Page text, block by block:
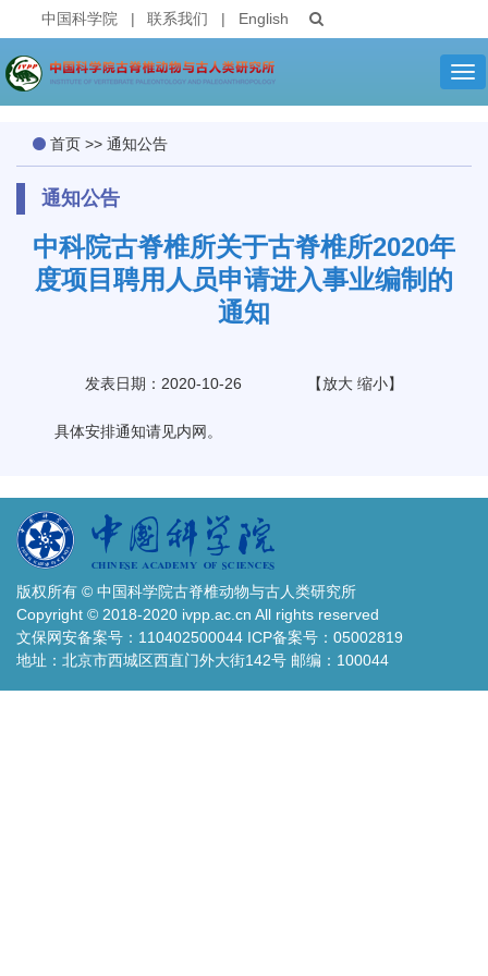
中国科学院 | 联系我们 | English
首页 >> 通知公告
通知公告
中科院古脊椎所关于古脊椎所2020年
度项目聘用人员申请进入事业编制的
通知
发表日期：2020-10-26 【放大 缩小】
具体安排通知请见内网。
版权所有 © 中国科学院古脊椎动物与古人类研究所
Copyright © 2018-2020 ivpp.ac.cn All rights reserved
文保网安备案号：110402500044 ICP备案号：05002819
地址：北京市西城区西直门外大街142号 邮编：100044